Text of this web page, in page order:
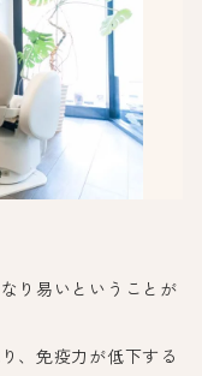
り易いということが
、免疫力が低下する